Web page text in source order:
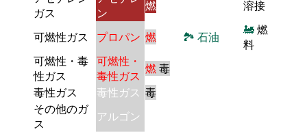
ガス
ン
燃 溶接
可燃性ガス プロパン 燃 🏞 石油 🚂燃
料
可燃性・毒
性ガス
可燃性・
毒性ガス 燃毒
毒性ガス
毒性ガス 毒
その他のガ
ス
アルゴン